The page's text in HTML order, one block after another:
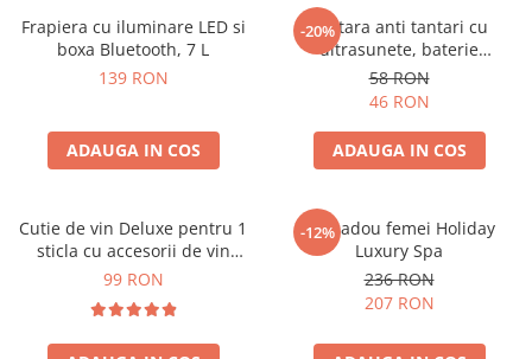
Frapiera cu iluminare LED si
boxa Bluetooth, 7 L
139 RON
ADAUGA IN COS
-20%
Bratara anti tantari cu
ultrasunete, baterie
reincarcabila 90mAh
58 RON
46 RON
ADAUGA IN COS
Cutie de vin Deluxe pentru 1
sticla cu accesorii de vin
incluse piele ecologica de
99 RON
-12%
Set cadou femei Holiday
Luxury Spa
236 RON
207 RON